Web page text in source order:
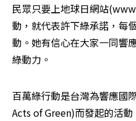
民眾只要上地球日網站
動，就代表許下綠承諾，每
動。她有信心在大家一同響
綠動力。
百萬綠行動是台灣為響應
Acts of Green)而發起的活